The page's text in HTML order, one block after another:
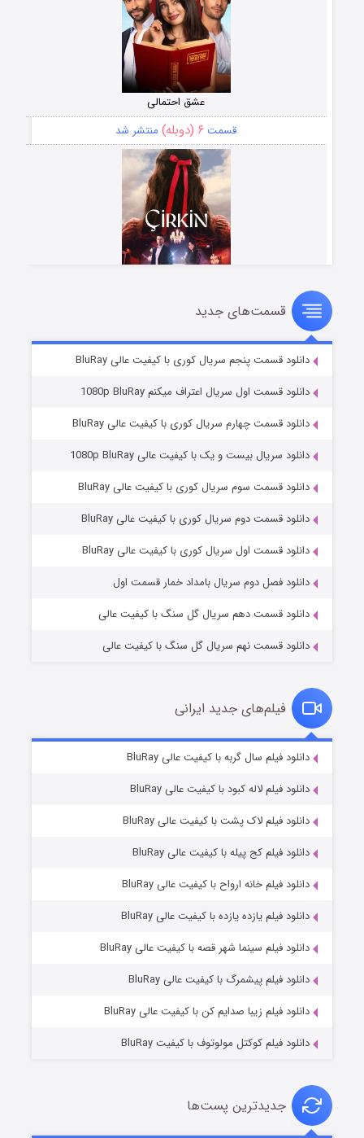
عشق احتمالی
قسمت ۶ (دوبله) منتشر شد
سریال زشت
قسمت۵ (زیرنویس) منتشر شد
وستی ها
قسمت۱ (زیرنویس) منتشر شد
قسمت۶ (زیرنویس) منتشر شد
قسمت‌های جدید
دانلود قسمت پنجم سریال کوری با کیفیت عالی BluRay
دانلود قسمت اول سریال اعتراف میکنم 1080p BluRay
دانلود قسمت چهارم سریال کوری با کیفیت عالی BluRay
دانلود سریال بیست و یک با کیفیت عالی 1080p BluRay
دانلود قسمت سوم سریال کوری با کیفیت عالی BluRay
دانلود قسمت دوم سریال کوری با کیفیت عالی BluRay
دانلود قسمت اول سریال کوری با کیفیت عالی BluRay
دانلود فصل دوم سریال بامداد خمار قسمت اول
دانلود قسمت دهم سریال گل سنگ با کیفیت عالی
دانلود قسمت نهم سریال گل سنگ با کیفیت عالی
فیلم‌های جدید ایرانی
دانلود فیلم سال گربه با کیفیت عالی BluRay
دانلود فیلم لاله کبود با کیفیت عالی BluRay
دانلود فیلم لاک پشت با کیفیت عالی BluRay
دانلود فیلم کج‌ پیله با کیفیت عالی BluRay
دانلود فیلم خانه ارواح با کیفیت عالی BluRay
دانلود فیلم یازده یازده با کیفیت عالی BluRay
دانلود فیلم سینما شهر قصه با کیفیت عالی BluRay
دانلود فیلم پیشمرگ با کیفیت عالی BluRay
دانلود فیلم زیبا صدایم کن با کیفیت عالی BluRay
دانلود فیلم کوکتل مولوتوف با کیفیت BluRay
جدیدترین پست‌ها